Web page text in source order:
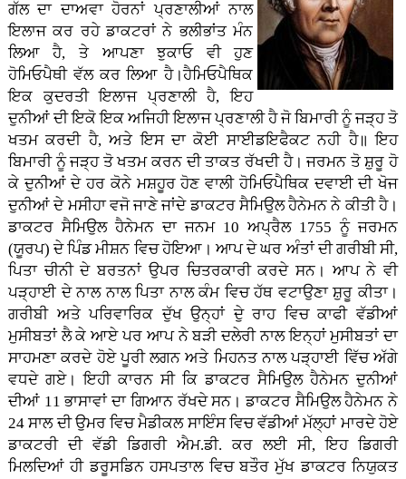
ਗੱਲ ਦਾ ਦਾਅਵਾ ਹੋਰਨਾਂ ਪ੍ਰਣਾਲੀਆਂ ਨਾਲ
ਇਲਾਜ ਕਰ ਰਹੇ ਡਾਕਟਰਾਂ ਨੇ ਭਲੀਭਾਂਤ ਮੰਨ
ਲਿਆ ਹੈ, ਤੇ ਆਪਣਾ ਝੁਕਾਓ ਵੀ ਹੁਣ
ਹੋਮਿਓਪੈਥੀ ਵੱਲ ਕਰ ਲਿਆ ਹੈ।ਹੈਮਿਓਪੈਥਿਕ
ਇਕ ਕੁਦਰਤੀ ਇਲਾਜ ਪ੍ਰਣਾਲੀ ਹੈ, ਇਹ
ਦੁਨੀਆਂ ਦੀ ਇਕੋ ਇਕ ਅਜਿਹੀ ਇਲਾਜ ਪ੍ਰਣਾਲੀ ਹੈ ਜੋ ਬਿਮਾਰੀ ਨੂੰ ਜੜ੍ਹ ਤੋ
ਖਤਮ ਕਰਦੀ ਹੈ, ਅਤੇ ਇਸ ਦਾ ਕੋਈ ਸਾਈਡਇਫੈਕਟ ਨਹੀ ਹੈ॥ ਇਹ
ਬਿਮਾਰੀ ਨੂੰ ਜੜ੍ਹ ਤੋ ਖਤਮ ਕਰਨ ਦੀ ਤਾਕਤ ਰੱਖਦੀ ਹੈ। ਜਰਮਨ ਤੋ ਸ਼ੁਰੂ ਹੋ
ਕੇ ਦੁਨੀਆਂ ਦੇ ਹਰ ਕੋਨੇ ਮਸ਼ਹੂਰ ਹੋਣ ਵਾਲੀ ਹੋਮਿਓਪੈਥਿਕ ਦਵਾਈ ਦੀ ਖੋਜ
ਦੁਨੀਆਂ ਦੇ ਮਸੀਹਾ ਵਜੋ ਜਾਣੇ ਜਾਂਦੇ ਡਾਕਟਰ ਸੈਮਿਉਲ ਹੈਨੇਮਨ ਨੇ ਕੀਤੀ ਹੈ।
ਡਾਕਟਰ ਸੈਮਿਉਲ ਹੈਨੇਮਨ ਦਾ ਜਨਮ 10 ਅਪ੍ਰੈਲ 1755 ਨੂੰ ਜਰਮਨ
(ਯੂਰਪ) ਦੇ ਪਿੰਡ ਮੀਸ਼ਨ ਵਿਚ ਹੋਇਆ। ਆਪ ਦੇ ਘਰ ਅੰਤਾਂ ਦੀ ਗਰੀਬੀ ਸੀ,
ਪਿਤਾ ਚੀਨੀ ਦੇ ਬਰਤਨਾਂ ਉਪਰ ਚਿਤਰਕਾਰੀ ਕਰਦੇ ਸਨ। ਆਪ ਨੇ ਵੀ
ਪੜ੍ਹਾਈ ਦੇ ਨਾਲ ਨਾਲ ਪਿਤਾ ਨਾਲ ਕੰਮ ਵਿਚ ਹੱਥ ਵਟਾਉਣਾ ਸ਼ੁਰੂ ਕੀਤਾ।
ਗਰੀਬੀ ਅਤੇ ਪਰਿਵਾਰਿਕ ਦੁੱਖ ਉਨ੍ਹਾਂ ਦੇੁ ਰਾਹ ਵਿਚ ਕਾਫੀ ਵੱਡੀਆਂ
ਮੁਸੀਬਤਾਂ ਲੈ ਕੇ ਆਏ ਪਰ ਆਪ ਨੇ ਬੜੀ ਦਲੇਰੀ ਨਾਲ ਇਨ੍ਹਾਂ ਮੁਸੀਬਤਾਂ ਦਾ
ਸਾਹਮਣਾ ਕਰਦੇ ਹੋਏ ਪੂਰੀ ਲਗਨ ਅਤੇ ਮਿਹਨਤ ਨਾਲ ਪੜ੍ਹਾਈ ਵਿੱਚ ਅੱਗੇ
ਵਧਦੇ ਗਏ। ਇਹੀ ਕਾਰਨ ਸੀ ਕਿ ਡਾਕਟਰ ਸੈਮਿਉਲ ਹੈਨੇਮਨ ਦੁਨੀਆਂ
ਦੀਆਂ 11 ਭਾਸਾਵਾਂ ਦਾ ਗਿਆਨ ਰੱਖਦੇ ਸਨ। ਡਾਕਟਰ ਸੈਮਿਉਲ ਹੈਨੇਮਨ ਨੇ
24 ਸਾਲ ਦੀ ਉਮਰ ਵਿਚ ਮੈਡੀਕਲ ਸਾਇੰਸ ਵਿਚ ਵੱਡੀਆਂ ਮੱਲ੍ਹਾਂ ਮਾਰਦੇ ਹੋਏ
ਡਾਕਟਰੀ ਦੀ ਵੱਡੀ ਡਿਗਰੀ ਐਮ.ਡੀ. ਕਰ ਲਈ ਸੀ, ਇਹ ਡਿਗਰੀ
ਮਿਲਦਿਆਂ ਹੀ ਡਰੂਸਡਿਨ ਹਸਪਤਾਲ ਵਿਚ ਬਤੌਰ ਮੁੱਖ ਡਾਕਟਰ ਨਿਯੁਕਤ